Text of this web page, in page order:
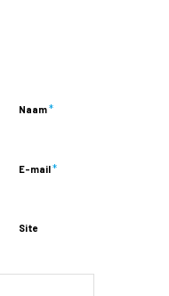
Naam*
E-mail*
Site